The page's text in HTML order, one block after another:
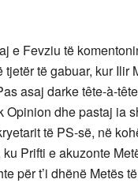
e Fevziu të
të gabuar, kur
asaj darke tête-à-
dhe pastaj ia
të PS-së, në
Prifti e akuzonte
për t’i dhënë Metës